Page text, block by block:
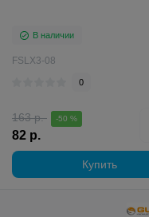
В наличии
FSLX3-08
0
163 р. -50 %
82 р.
Купить